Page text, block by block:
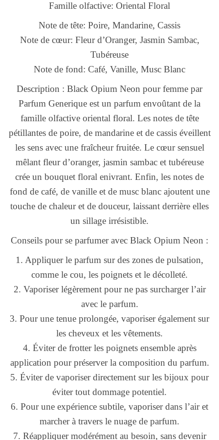
Famille olfactive: Oriental Floral
Note de tête: Poire, Mandarine, Cassis
Note de cœur: Fleur d’Oranger, Jasmin Sambac,
Tubéreuse
Note de fond: Café, Vanille, Musc Blanc
Description : Black Opium Neon pour femme par
Parfum Generique est un parfum envoûtant de la
famille olfactive oriental floral. Les notes de tête
pétillantes de poire, de mandarine et de cassis éveillent
les sens avec une fraîcheur fruitée. Le cœur sensuel
mêlant fleur d’oranger, jasmin sambac et tubéreuse
crée un bouquet floral enivrant. Enfin, les notes de
fond de café, de vanille et de musc blanc ajoutent une
touche de chaleur et de douceur, laissant derrière elles
un sillage irrésistible.
Conseils pour se parfumer avec Black Opium Neon :
1. Appliquer le parfum sur des zones de pulsation,
comme le cou, les poignets et le décolleté.
2. Vaporiser légèrement pour ne pas surcharger l’air
avec le parfum.
3. Pour une tenue prolongée, vaporiser également sur
les cheveux et les vêtements.
4. Éviter de frotter les poignets ensemble après
application pour préserver la composition du parfum.
5. Éviter de vaporiser directement sur les bijoux pour
éviter tout dommage potentiel.
6. Pour une expérience subtile, vaporiser dans l’air et
marcher à travers le nuage de parfum.
7. Réappliquer modérément au besoin, sans devenir